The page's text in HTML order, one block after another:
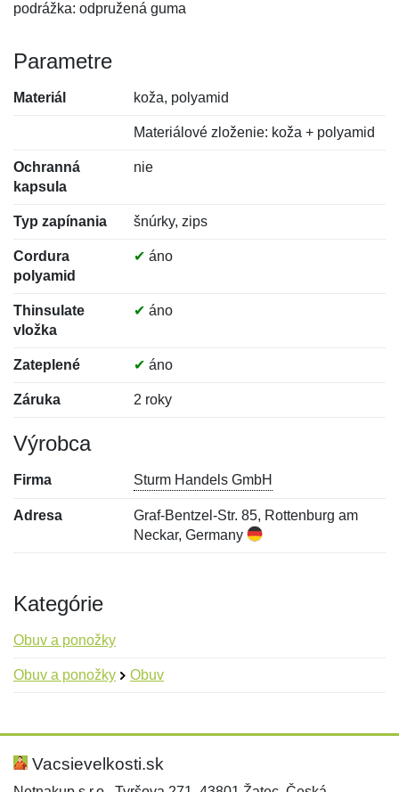
podrážka: odpružená guma
Parametre
Materiál koža, polyamid
Materiálové zloženie: koža + polyamid
Ochranná
kapsula
nie
Typ zapínania šnúrky, zips
Cordura
polyamid
✔ áno
Thinsulate
vložka
✔ áno
Zateplené ✔ áno
Záruka 2 roky
Výrobca
Firma Sturm Handels GmbH
Adresa
Graf-Bentzel-Str. 85, Rottenburg am
Neckar, Germany
Kategórie
Obuv a ponožky
Obuv a ponožky Obuv
Hodnotenie:
Meno:
Vacsievelkosti.sk